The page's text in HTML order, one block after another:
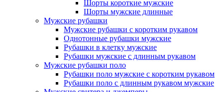
Шорты короткие мужские
Шорты мужские длинные
Мужские рубашки
Мужские рубашки с коротким рукавом
Однотонные рубашки мужские
Рубашки в клетку мужские
Рубашки мужские с длинным рукавом
Мужские рубашки поло
Рубашки поло мужские с коротким рукавом
Рубашки поло с длинным рукавом мужские